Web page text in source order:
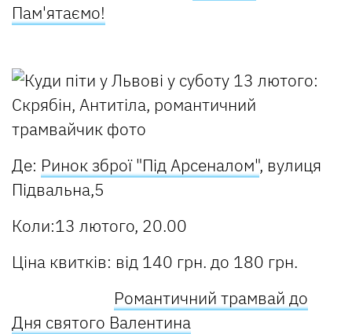
Пам'ятаємо!
Де: Ринок зброї "Під Арсеналом", вулиця
Підвальна,5
Коли:13 лютого, 20.00
Ціна квитків: від 140 грн. до 180 грн.
Романтичний трамвай до
Дня святого Валентина